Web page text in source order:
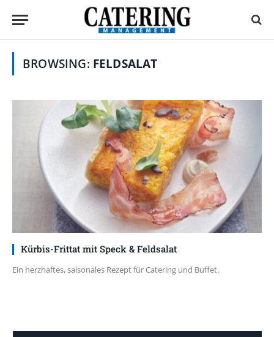
BROWSING: FELDSALAT
Kürbis-Frittat mit Speck & Feldsalat
Ein herzhaftes, saisonales Rezept für Catering und Buffet.